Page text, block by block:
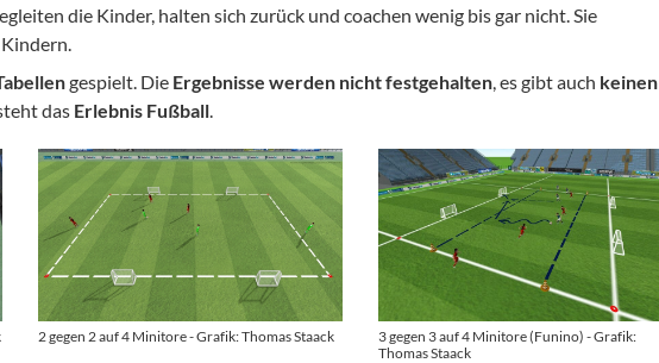
die Kinder, halten sich zurück und coachen wenig bis gar nicht. Sie
gespielt. Die Ergebnisse werden nicht festgehalten, es gibt auch keinen
das Erlebnis Fußball.
2 gegen 2 auf 4 Minitore - Grafik: Thomas Staack
3 gegen 3 auf 4 Minitore (Funino) - Grafik:
Thomas Staack